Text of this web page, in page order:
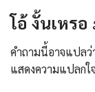
โอ้ งั้นเหร
คำถามนี้อาจแปลว่
แสดงความแปลกใ